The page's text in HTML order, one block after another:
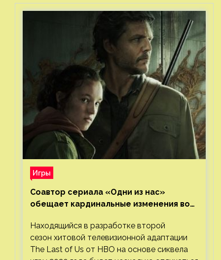
Игры
Соавтор сериала «Одни из нас»
обещает кардинальные изменения во
Находящийся в разработке второй
сезон хитовой телевизионной адаптации
The Last of Us от HBO на основе сиквела